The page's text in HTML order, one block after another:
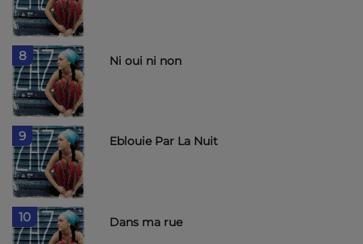
8 Ni oui ni non
9 Eblouie Par La Nuit
10 Dans ma rue